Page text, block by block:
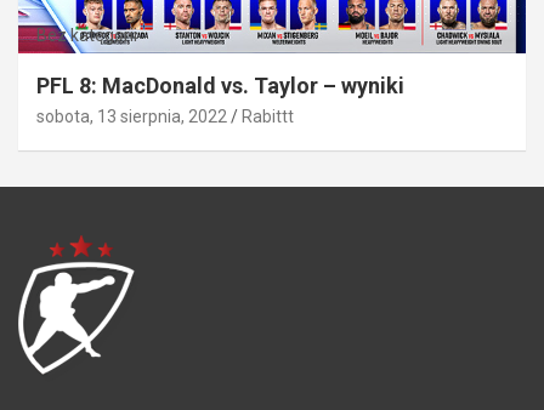
Bez kategorii
PFL 8: MacDonald vs. Taylor – wyniki
sobota, 13 sierpnia, 2022 Rabittt